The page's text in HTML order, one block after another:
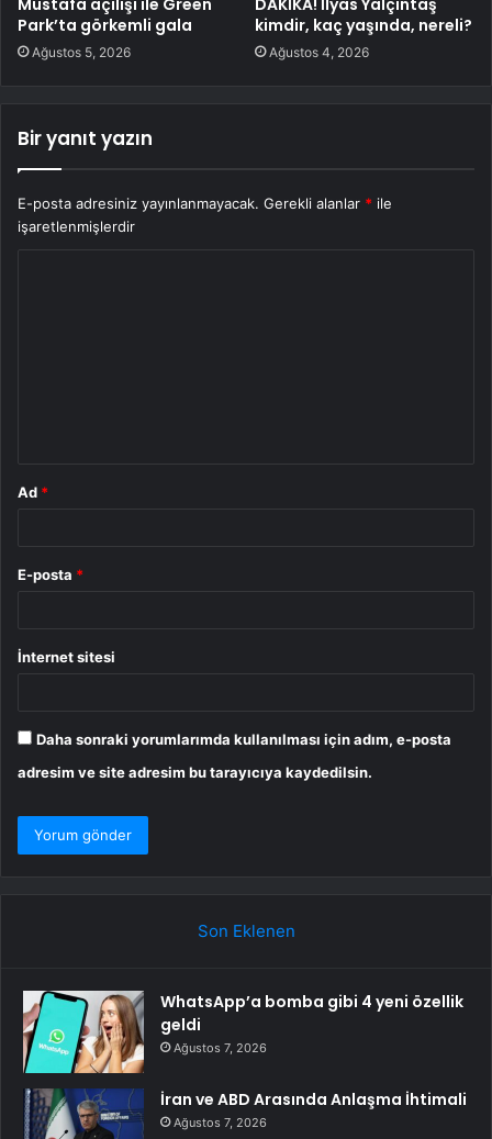
Mustafa açılışı ile Green
Park’ta görkemli gala
Ağustos 5, 2026
DAKİKA! İlyas Yalçıntaş
kimdir, kaç yaşında, nereli?
Ağustos 4, 2026
Bir yanıt yazın
E-posta adresiniz yayınlanmayacak. Gerekli alanlar * ile
işaretlenmişlerdir
Ad *
E-posta *
İnternet sitesi
Daha sonraki yorumlarımda kullanılması için adım, e-posta
adresim ve site adresim bu tarayıcıya kaydedilsin.
Son Eklenen
WhatsApp’a bomba gibi 4 yeni özellik
geldi
Ağustos 7, 2026
İran ve ABD Arasında Anlaşma İhtimali
Ağustos 7, 2026